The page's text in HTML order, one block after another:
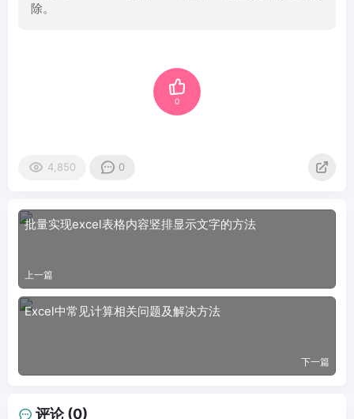
除。
0
4,850 0
批量实现excel表格内容竖排显示文字的方法
上一篇
Excel中常见计算相关问题及解决方法
下一篇
评论 (0)